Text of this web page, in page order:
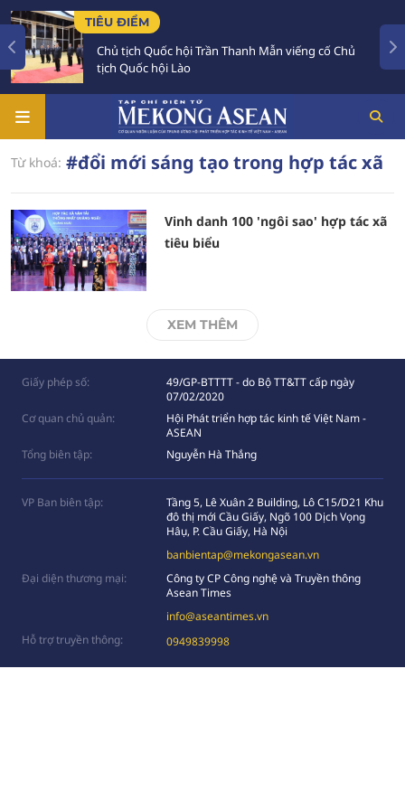
TIÊU ĐIỂM
Chủ tịch Quốc hội Trần Thanh Mẫn viếng cố Chủ
tịch Quốc hội Lào
Từ khoá: #đổi mới sáng tạo trong hợp tác xã
Vinh danh 100 'ngôi sao' hợp tác xã
tiêu biểu
XEM THÊM
Giấy phép số:
49/GP-BTTTT - do Bộ TT&TT cấp ngày
07/02/2020
Cơ quan chủ quản:
Hội Phát triển hợp tác kinh tế Việt Nam -
ASEAN
Tổng biên tập:
Nguyễn Hà Thắng
VP Ban biên tập:
Tầng 5, Lê Xuân 2 Building, Lô C15/D21 Khu
đô thị mới Cầu Giấy, Ngõ 100 Dịch Vọng
Hâụ, P. Cầu Giấy, Hà Nội
banbientap@mekongasean.vn
Đại diện thương mại:
Công ty CP Công nghệ và Truyền thông
Asean Times
info@aseantimes.vn
Hỗ trợ truyền thông:
0949839998